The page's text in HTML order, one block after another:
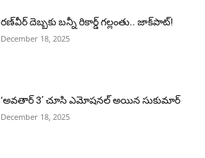
రణ్‌వీర్ దెబ్బకు బన్నీ రికార్డ్ గల్లంతు.. జాక్‌పాట్!
December 18, 2025
‘అవతార్ 3’ చూసి ఎమోషనల్ అయిన సుకుమార్
December 18, 2025